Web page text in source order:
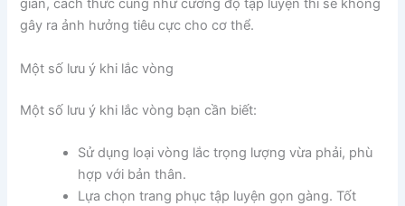
gian, cách thức cũng như cường độ tập luyện thì sẽ không
gây ra ảnh hưởng tiêu cực cho cơ thể.
Một số lưu ý khi lắc vòng
Một số lưu ý khi lắc vòng bạn cần biết:
Sử dụng loại vòng lắc trọng lượng vừa phải, phù
hợp với bản thân.
Lựa chọn trang phục tập luyện gọn gàng. Tốt